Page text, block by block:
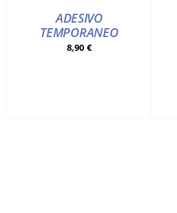
ADESIVO
TEMPORANEO
8,90 €